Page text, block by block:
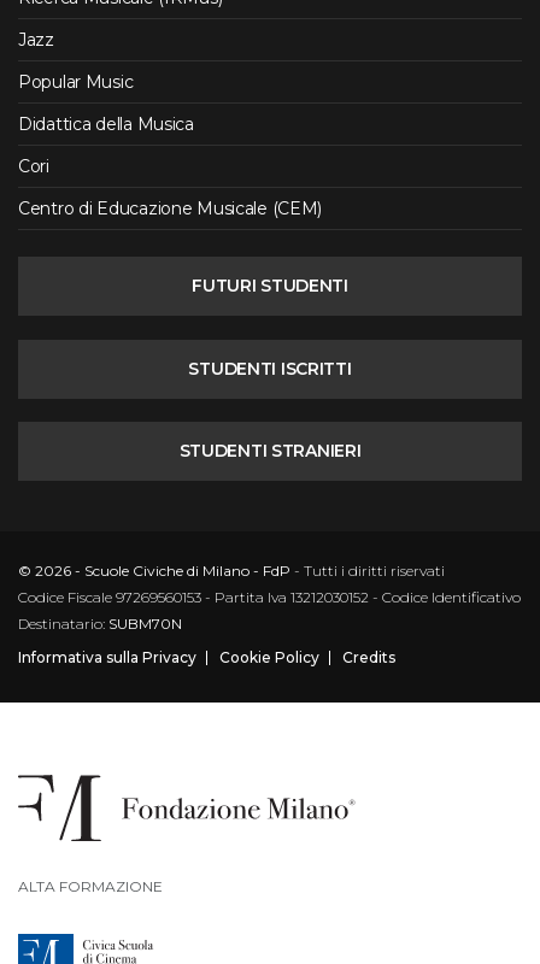
Jazz
Popular Music
Didattica della Musica
Cori
Centro di Educazione Musicale (CEM)
FUTURI STUDENTI
STUDENTI ISCRITTI
STUDENTI STRANIERI
© 2026 - Scuole Civiche di Milano - FdP - Tutti i diritti riservati
Codice Fiscale 97269560153 - Partita Iva 13212030152 - Codice Identificativo
Destinatario: SUBM70N
Informativa sulla Privacy
Cookie Policy Credits
ALTA FORMAZIONE